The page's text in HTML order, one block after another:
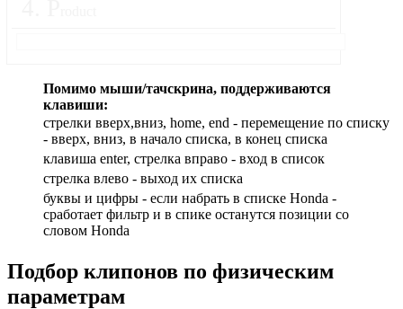
Помимо мыши/тачскрина, поддерживаются
клавиши:
стрелки вверх,вниз, home, end - перемещение по списку
- вверх, вниз, в начало списка, в конец списка
клавиша enter, стрелка вправо - вход в список
cтрелка влево - выход их списка
буквы и цифры - если набрать в списке Honda -
сработает фильтр и в спике останутся позиции со
словом Honda
Подбор клипонов по физическим
параметрам